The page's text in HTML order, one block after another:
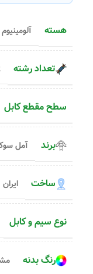
هسته آلومینیوم
تعداد رشته
سطح مقطع کابل
برند آمل
ساخت ایران
نوع سیم و کابل
رنگ بدنه